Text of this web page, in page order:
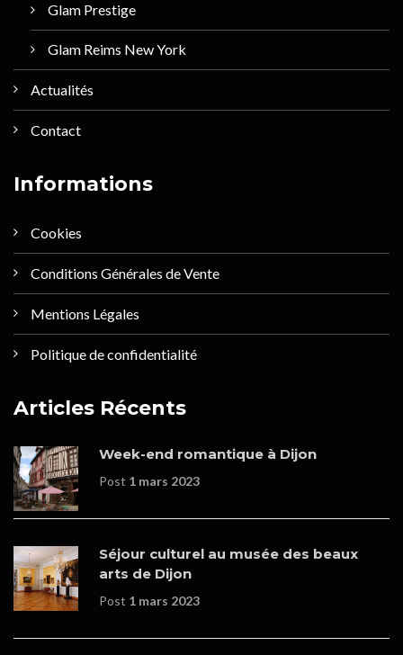
Glam Prestige
Glam Reims New York
Actualités
Contact
Informations
Cookies
Conditions Générales de Vente
Mentions Légales
Politique de confidentialité
Articles Récents
Week-end romantique à Dijon
Post 1 mars 2023
Séjour culturel au musée des beaux
arts de Dijon
Post 1 mars 2023